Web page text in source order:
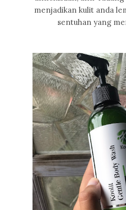
menjadikan kulit anda
sentuhan yang